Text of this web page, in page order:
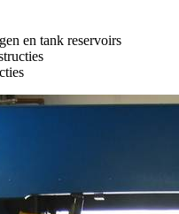
en tank reservoirs